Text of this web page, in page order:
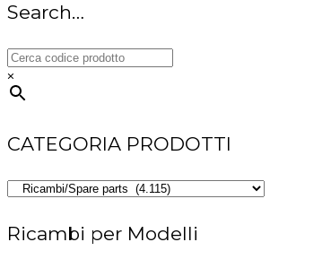
Search…
×
CATEGORIA PRODOTTI
Ricambi per Modelli